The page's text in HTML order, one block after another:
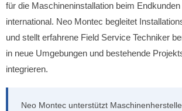
für die Maschineninstallation beim
international. Neo Montec begleitet
und stellt erfahrene Field Service Techniker
in neue Umgebungen und bestehende
integrieren.
Neo Montec unterstützt